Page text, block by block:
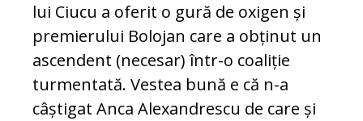
lui Ciucu a oferit o gură de oxigen și
premierului Bolojan care a obținut un
ascendent (necesar) într-o coaliție
turmentată. Vestea bună e că n-a
câștigat Anca Alexandrescu de care și